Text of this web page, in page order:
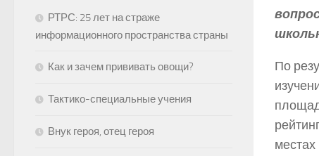
По
местах
РТРС: 25 лет на страже
информационного пространства страны
Как и зачем прививать овощи?
Тактико-специальные учения
Внук героя, отец героя